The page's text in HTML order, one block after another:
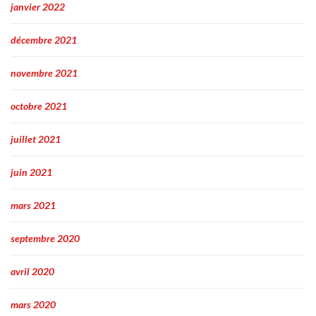
janvier 2022
décembre 2021
novembre 2021
octobre 2021
juillet 2021
juin 2021
mars 2021
septembre 2020
avril 2020
mars 2020